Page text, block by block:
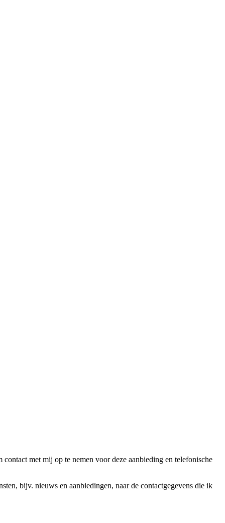
met mij op te nemen voor deze aanbieding en telefonische
bijv. nieuws en aanbiedingen, naar de contactgegevens die ik